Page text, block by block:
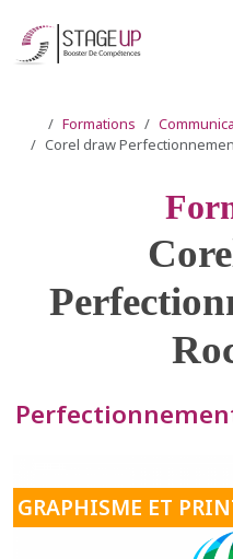
Formations
Corel draw
GRAPHISME ET